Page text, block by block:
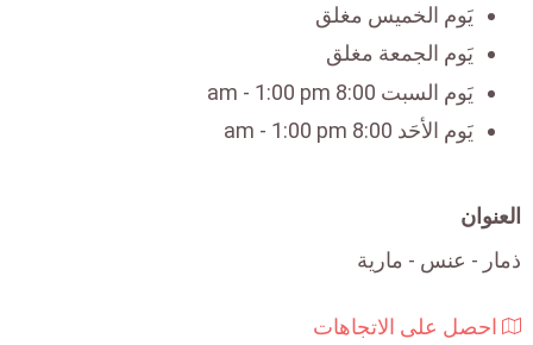
يَوم الخميس مغلق
يَوم الجمعة مغلق
يَوم السبت 8:00 am - 1:00 pm
يَوم الأحَد 8:00 am - 1:00 pm
العنوان
ذمار - عنس - مارية
احصل على الاتجاهات